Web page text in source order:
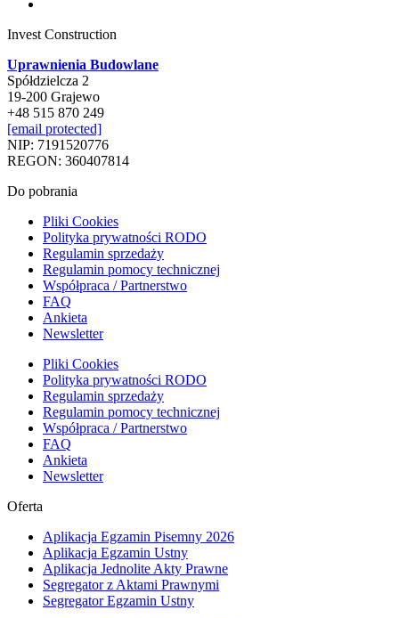
Invest Construction
Uprawnienia Budowlane
Spółdzielcza 2
19-200 Grajewo
+48 515 870 249
[email protected]
NIP: 7191520776
REGON: 360407814
Do pobrania
Pliki Cookies
Polityka prywatności RODO
Regulamin sprzedaży
Regulamin pomocy technicznej
Współpraca / Partnerstwo
FAQ
Ankieta
Newsletter
Pliki Cookies
Polityka prywatności RODO
Regulamin sprzedaży
Regulamin pomocy technicznej
Współpraca / Partnerstwo
FAQ
Ankieta
Newsletter
Oferta
Aplikacja Egzamin Pisemny 2026
Aplikacja Egzamin Ustny
Aplikacja Jednolite Akty Prawne
Segregator z Aktami Prawnymi
Segregator Egzamin Ustny